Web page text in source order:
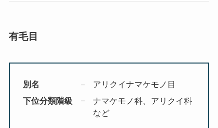
有毛目
別名
アリクイナマケモノ目
下位分類階級
ナマケモノ科、アリクイ科
など